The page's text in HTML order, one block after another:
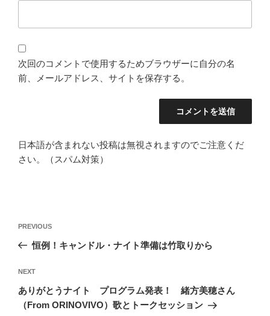
次回のコメントで使用するためブラウザーに自分の名
前、メールアドレス、サイトを保存する。
日本語が含まれない投稿は無視されますのでご注意くだ
さい。（スパム対策）
ナ
ビ
ゲ
ー
Previous
Post
PREVIOUS
恒例！キャンドル・ナイト準備は竹取りから
Next
Post
NEXT
ありがとうナイト プログラム発表！ 緒方美穂さん
（From ORINOVIVO）歌とトークセッション